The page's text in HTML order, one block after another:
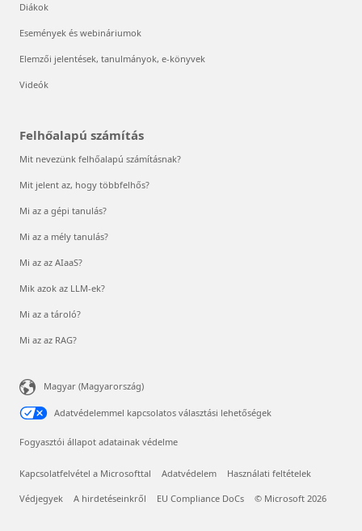
Diákok
Események és webináriumok
Elemzői jelentések, tanulmányok, e-könyvek
Videók
Felhőalapú számítás
Mit nevezünk felhőalapú számításnak?
Mit jelent az, hogy többfelhős?
Mi az a gépi tanulás?
Mi az a mély tanulás?
Mi az az AIaaS?
Mik azok az LLM-ek?
Mi az a tároló?
Mi az az RAG?
Magyar (Magyarország)
Adatvédelemmel kapcsolatos választási lehetőségek
Fogyasztói állapot adatainak védelme
Kapcsolatfelvétel a Microsofttal Adatvédelem Használati feltételek
Védjegyek A hirdetéseinkről EU Compliance DoCs © Microsoft 2026